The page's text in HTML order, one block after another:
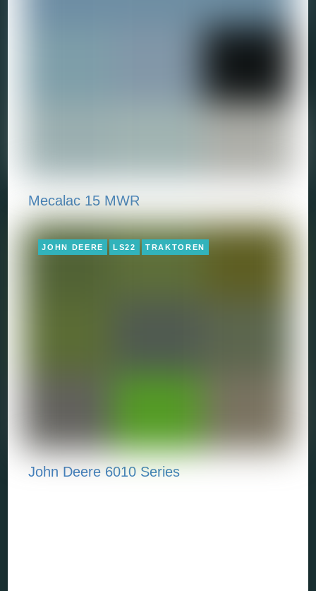
Mecalac 15 MWR
JOHN DEERE LS22 TRAKTOREN
John Deere 6010 Series